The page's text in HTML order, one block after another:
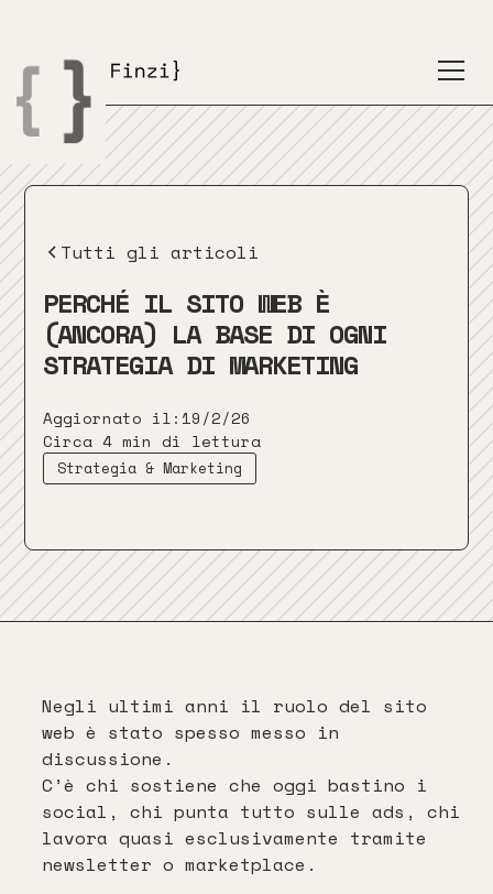
Tutti gli articoli
PERCHÉ IL SITO WEB È
(ANCORA) LA BASE DI OGNI
STRATEGIA DI MARKETING
Aggiornato il: 19/2/26
Circa 4 min di lettura
Strategia & Marketing
Negli ultimi anni il ruolo del sito
web è stato spesso messo in
discussione.
C’è chi sostiene che oggi bastino i
social, chi punta tutto sulle ads, chi
lavora quasi esclusivamente tramite
newsletter o marketplace.